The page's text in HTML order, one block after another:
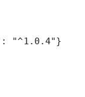
: "^1.0.4"}